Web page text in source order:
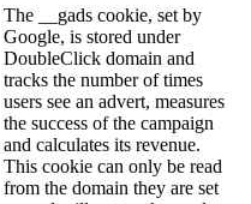
The __gads cookie, set by
Google, is stored under
DoubleClick domain and
tracks the number of times
users see an advert, measures
the success of the campaign
and calculates its revenue.
This cookie can only be read
from the domain they are set